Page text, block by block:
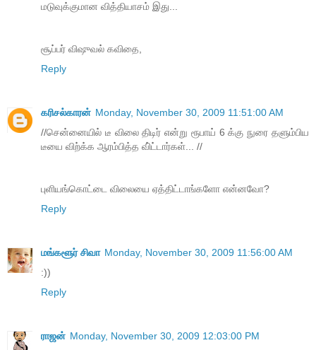
மடுவுக்குமான வித்தியாசம் இது...
சூப்பர் விஷுவல் கவிதை,
Reply
க‌ரிச‌ல்கார‌ன் Monday, November 30, 2009 11:51:00 AM
//சென்னையில் டீ விலை திடிர் என்று ரூபாய் 6 க்கு நுரை தளும்பிய
டீயை விற்க்க ஆரம்பித்த வி்ட்டார்கள்... //
புளிய‌ங்கொட்டை விலையை ஏத்திட்டாங்க‌ளோ என்ன‌வோ?
Reply
மங்களூர் சிவா Monday, November 30, 2009 11:56:00 AM
:))
Reply
ராஜன் Monday, November 30, 2009 12:03:00 PM